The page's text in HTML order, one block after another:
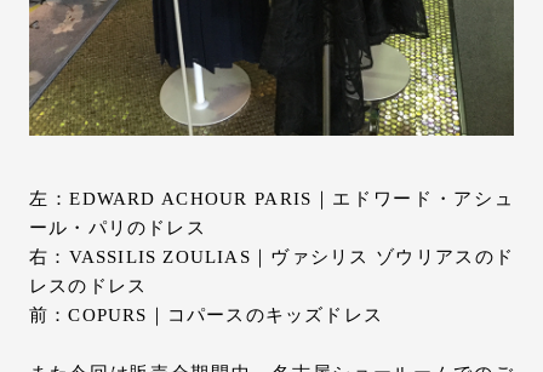
オンライン見積もり ショールームを探す
左：EDWARD ACHOUR PARIS｜エドワード・アシュ
ール・パリのドレス
右：VASSILIS ZOULIAS｜ヴァシリス ゾウリアスのド
レスのドレス
前：COPURS｜コパースのキッズドレス